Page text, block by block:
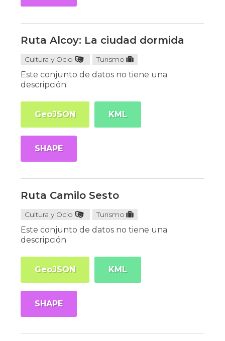
Ruta Alcoy: La ciudad dormida
Cultura y Ocio Turismo
Este conjunto de datos no tiene una
descripción
GeoJSON KML
SHAPE
Ruta Camilo Sesto
Cultura y Ocio Turismo
Este conjunto de datos no tiene una
descripción
GeoJSON KML
SHAPE